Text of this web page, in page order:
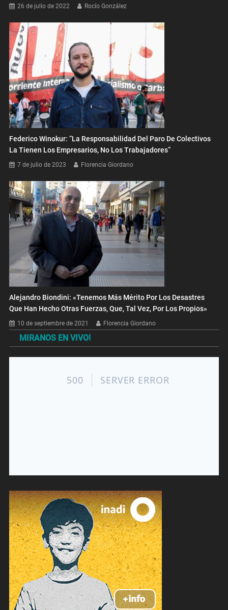
26 de julio de 2022 Rocío González
Federico Winokur: “La Responsabilidad Del Paro De Colectivos
La Tienen Los Empresarios, No Los Trabajadores”
7 de julio de 2023 Florencia Giordano
Alejandro Biondini: «Tenemos Más Mérito Por Los Desastres
Que Han Hecho Otras Fuerzas, Que, Tal Vez, Por Los Propios»
10 de septiembre de 2021 Florencia Giordano
MIRANOS EN VIVO!